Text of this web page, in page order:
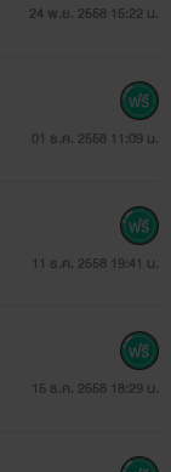
พื่อนสนิท แต่ก็ได้
ทวงสัญญากับมาริ
ได้! มิหนำซ้ำยังคิด
24 พ.ย. 2558 15:22 น.
01 ธ.ค. 2558 11:09 น.
11 ธ.ค. 2558 19:41 น.
15 ธ.ค. 2558 18:29 น.